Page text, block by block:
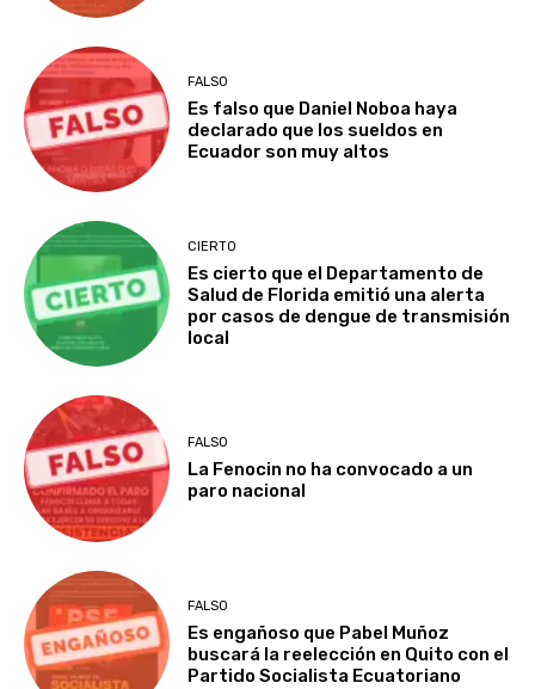
FALSO
Es falso que Daniel Noboa haya
declarado que los sueldos en
Ecuador son muy altos
CIERTO
Es cierto que el Departamento de
Salud de Florida emitió una alerta
por casos de dengue de transmisión
local
FALSO
La Fenocin no ha convocado a un
paro nacional
FALSO
Es engañoso que Pabel Muñoz
buscará la reelección en Quito con el
Partido Socialista Ecuatoriano